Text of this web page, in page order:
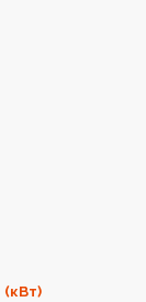
(кВт)